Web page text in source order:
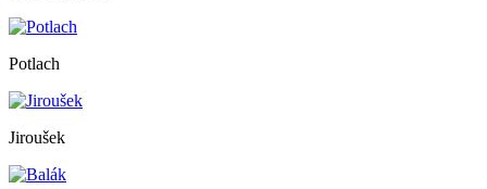
Potlach
Jiroušek